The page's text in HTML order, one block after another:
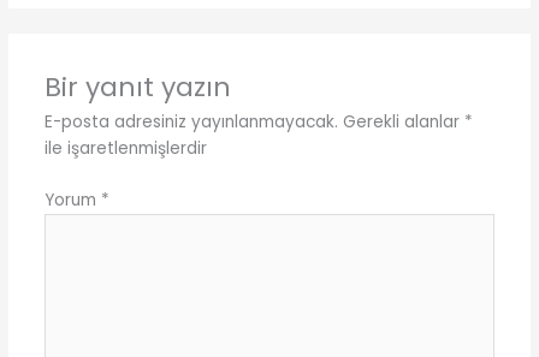
Bir yanıt yazın
E-posta adresiniz yayınlanmayacak. Gerekli alanlar *
ile işaretlenmişlerdir
Yorum *